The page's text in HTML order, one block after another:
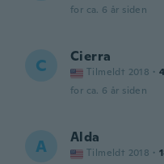
for ca. 6 år siden
C Cierra
Tilmeldt 2018 ·
for ca. 6 år siden
A Alda
Tilmeldt 2018 ·